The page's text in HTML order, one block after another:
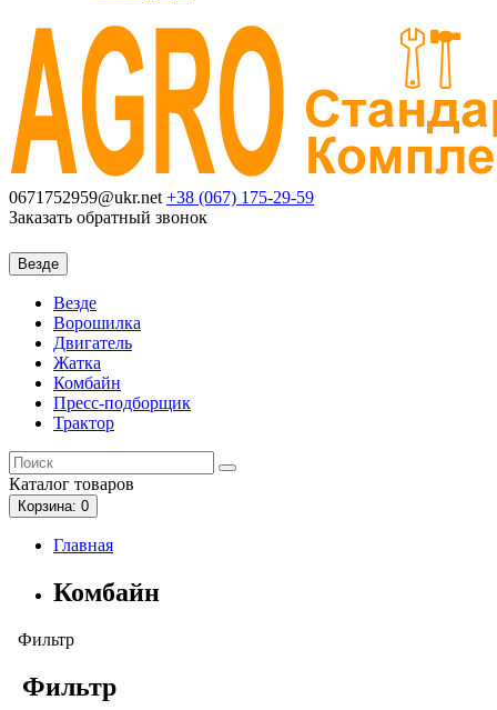
0671752959@ukr.net +38 (067) 175-29-59
Заказать обратный звонок
Везде
Везде
Ворошилка
Двигатель
Жатка
Комбайн
Пресс-подборщик
Трактор
Каталог товаров
Корзина: 0
Главная
Комбайн
Фильтр
Фильтр